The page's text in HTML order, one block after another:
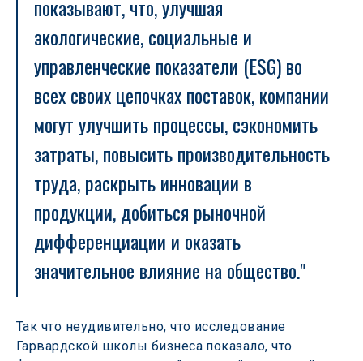
показывают, что, улучшая
экологические, социальные и
управленческие показатели (ESG) во
всех своих цепочках поставок, компании
могут улучшить процессы, сэкономить
затраты, повысить производительность
труда, раскрыть инновации в
продукции, добиться рыночной
дифференциации и оказать
значительное влияние на общество."
Так что неудивительно, что исследование
Гарвардской школы бизнеса показало, что